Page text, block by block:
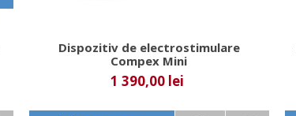
Dispozitiv de electrostimulare
Compex Mini
1 390,00 lei